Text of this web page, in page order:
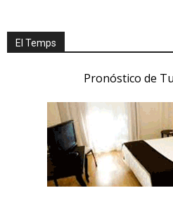
El Temps
Pronóstico de